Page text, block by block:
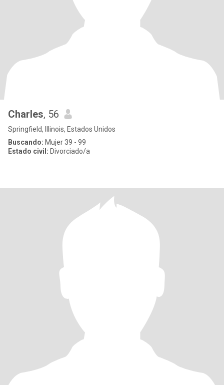
Charles, 56
Springfield, Illinois, Estados Unidos
Buscando: Mujer 39 - 99
Estado civil: Divorciado/a